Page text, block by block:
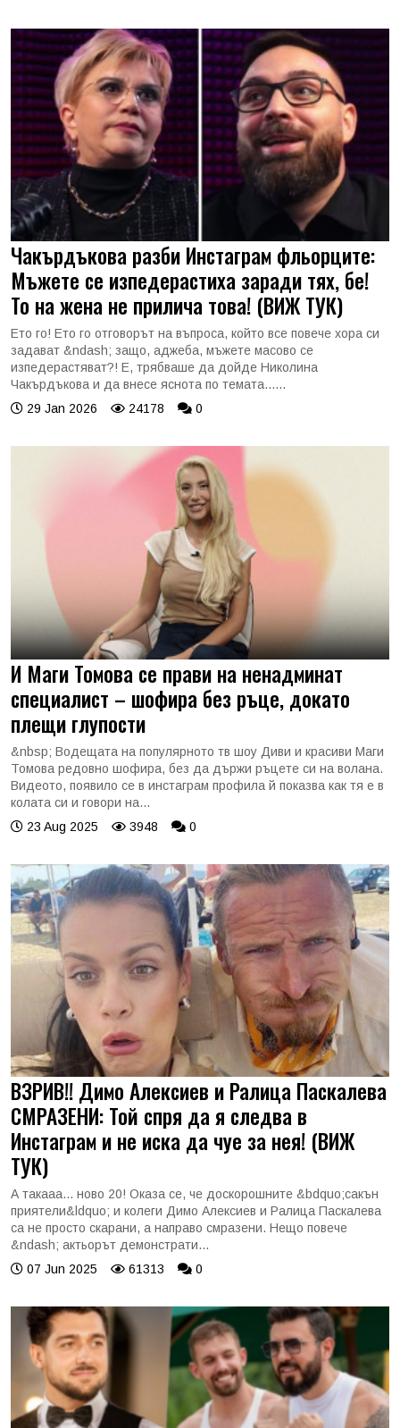
Чакърдъкова разби Инстаграм фльорците:
Мъжете се изпедерастиха заради тях, бе!
То на жена не прилича това! (ВИЖ ТУК)
Ето го! Ето го отговорът на въпроса, който все повече хора си
задават &ndash; защо, аджеба, мъжете масово се
изпедерастяват?! Е, трябваше да дойде Николина
Чакърдъкова и да внесе яснота по темата......
29 Jan 2026
24178 0
И Маги Томова се прави на ненадминат
специалист – шофира без ръце, докато
плещи глупости
&nbsp; Водещата на популярното тв шоу Диви и красиви Маги
Томова редовно шофира, без да държи ръцете си на волана.
Видеото, появило се в инстаграм профила й показва как тя е в
колата си и говори на...
23 Aug 2025
3948 0
ВЗРИВ!! Димо Алексиев и Ралица Паскалева
СМРАЗЕНИ: Той спря да я следва в
Инстаграм и не иска да чуе за нея! (ВИЖ
ТУК)
А такааа... ново 20! Оказа се, че доскорошните &bdquo;сакън
приятели&ldquo; и колеги Димо Алексиев и Ралица Паскалева
са не просто скарани, а направо смразени. Нещо повече
&ndash; актьорът демонстрати...
07 Jun 2025
61313 0